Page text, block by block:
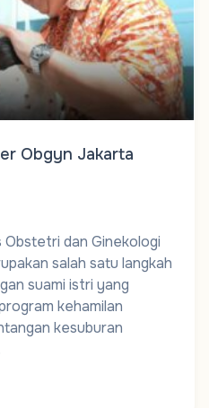
Obgyn Jakarta
Obstetri dan Ginekologi
salah satu langkah
suami istri yang
kehamilan
kesuburan